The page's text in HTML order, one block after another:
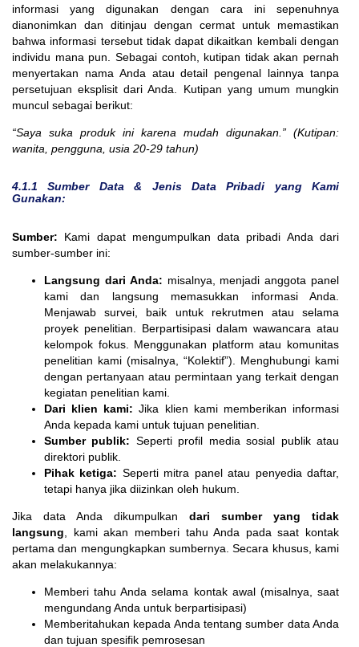
informasi yang digunakan dengan cara ini sepenuhnya
dianonimkan dan ditinjau dengan cermat untuk memastikan
bahwa informasi tersebut tidak dapat dikaitkan kembali dengan
individu mana pun. Sebagai contoh, kutipan tidak akan pernah
menyertakan nama Anda atau detail pengenal lainnya tanpa
persetujuan eksplisit dari Anda. Kutipan yang umum mungkin
muncul sebagai berikut:
“Saya suka produk ini karena mudah digunakan.” (Kutipan:
wanita, pengguna, usia 20-29 tahun)
4.1.1 Sumber Data & Jenis Data Pribadi yang Kami
Gunakan:
Sumber: Kami dapat mengumpulkan data pribadi Anda dari
sumber-sumber ini:
Langsung dari Anda: misalnya, menjadi anggota panel
kami dan langsung memasukkan informasi Anda.
Menjawab survei, baik untuk rekrutmen atau selama
proyek penelitian. Berpartisipasi dalam wawancara atau
kelompok fokus. Menggunakan platform atau komunitas
penelitian kami (misalnya, “Kolektif”). Menghubungi kami
dengan pertanyaan atau permintaan yang terkait dengan
kegiatan penelitian kami.
Dari klien kami: Jika klien kami memberikan informasi
Anda kepada kami untuk tujuan penelitian.
Sumber publik: Seperti profil media sosial publik atau
direktori publik.
Pihak ketiga: Seperti mitra panel atau penyedia daftar,
tetapi hanya jika diizinkan oleh hukum.
Jika data Anda dikumpulkan dari sumber yang tidak
langsung , kami akan memberi tahu Anda pada saat kontak
pertama dan mengungkapkan sumbernya. Secara khusus, kami
akan melakukannya:
Memberi tahu Anda selama kontak awal (misalnya, saat
mengundang Anda untuk berpartisipasi)
Memberitahukan kepada Anda tentang sumber data Anda
dan tujuan spesifik pemrosesan